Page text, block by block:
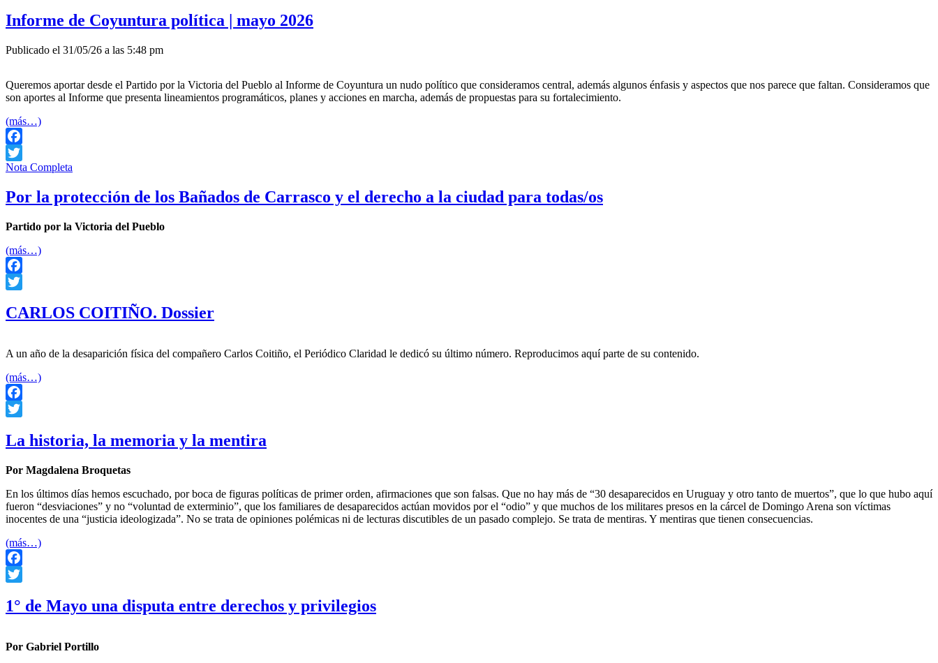
Informe de Coyuntura política | mayo 2026
Publicado el 31/05/26 a las 5:48 pm
Queremos aportar desde el Partido por la Victoria del Pueblo al Informe de Coyuntura un nudo político que consideramos central, además algunos énfasis y aspectos que nos parece que faltan. Consideramos que
son aportes al Informe que presenta lineamientos programáticos, planes y acciones en marcha, además de propuestas para su fortalecimiento.
(más…)
Facebook
Twitter
Nota Completa
Por la protección de los Bañados de Carrasco y el derecho a la ciudad para todas/os
Partido por la Victoria del Pueblo
(más…)
Facebook
CARLOS COITIÑO. Dossier
A un año de la desaparición física del compañero Carlos Coitiño, el Periódico Claridad le dedicó su último número. Reproducimos aquí parte de su contenido.
(más…)
Facebook
La historia, la memoria y la mentira
Por Magdalena Broquetas
En los últimos días hemos escuchado, por boca de figuras políticas de primer orden, afirmaciones que son falsas. Que no hay más de “30 desaparecidos en Uruguay y otro tanto de muertos”, que lo que hubo aquí
fueron “desviaciones” y no “voluntad de exterminio”, que los familiares de desaparecidos actúan movidos por el “odio” y que muchos de los militares presos en la cárcel de Domingo Arena son víctimas
inocentes de una “justicia ideologizada”. No se trata de opiniones polémicas ni de lecturas discutibles de un pasado complejo. Se trata de mentiras. Y mentiras que tienen consecuencias.
(más…)
Facebook
1° de Mayo una disputa entre derechos y privilegios
Por Gabriel Portillo